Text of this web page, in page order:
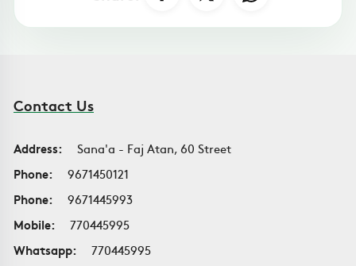
Contact Us
Address:
Sana'a - Faj Atan, 60 Street
Phone:
9671450121
Phone:
9671445993
Mobile:
770445995
Whatsapp:
770445995